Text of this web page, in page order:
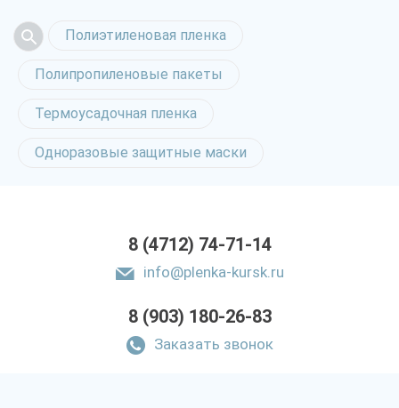
Полиэтиленовая пленка
Полипропиленовые пакеты
Термоусадочная пленка
Одноразовые защитные маски
8 (4712) 74-71-14
info@plenka-kursk.ru
8 (903) 180-26-83
Заказать звонок